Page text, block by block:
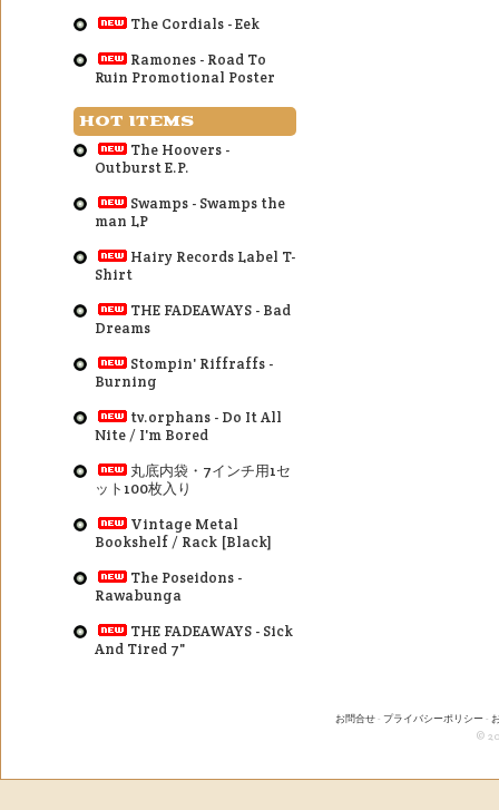
The Cordials - Eek
Ramones - Road To
Ruin Promotional Poster
HOT ITEMS
The Hoovers -
Outburst E.P.
Swamps - Swamps the
man LP
Hairy Records Label T-
Shirt
THE FADEAWAYS - Bad
Dreams
Stompin' Riffraffs -
Burning
tv.orphans - Do It All
Nite / I'm Bored
丸底内袋・7インチ用1セ
ット100枚入り
Vintage Metal
Bookshelf / Rack [Black]
The Poseidons -
Rawabunga
THE FADEAWAYS - Sick
And Tired 7"
お問合せ- プライバシーポリシー-
©